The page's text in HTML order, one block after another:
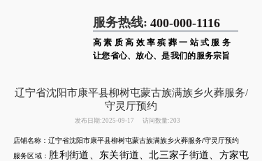
服务热线: 400-000-1116
高素质高效率殡葬一站式服务
让您省心、放心、是我们的服务宗旨
辽宁省沈阳市康平县柳树屯蒙古族满族乡火葬服务/
守灵厅预约
发布日期:2025-09-17 访问数量:203
店铺名称：辽宁省沈阳市康平县柳树屯蒙古族满族乡火葬服务/守灵厅预约
服务区域： 胜利街道、东关街道、北三家子街道、方家屯